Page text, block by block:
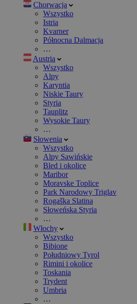
Chorwacja
Wszystko
Istria
Kvarner
Północna Dalmacja
…
Austria
Wszystko
Alpy
Karyntia
Niskie Taury
Styria
Tauplitz
Wysokie Taury
…
Słowenia
Wszystko
Alpy Sawińskie
Bled i okolice
Maribor
Moravske Toplice
Park Narodowy Triglav
Rogaška Slatina
Słoweńska Styria
…
Włochy
Wszystko
Bibione
Południowy Tyrol
Rimini i okolice
Toskania
Trydent
Umbria
…